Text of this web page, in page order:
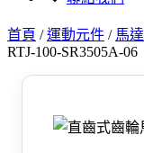
首頁 /運動元件 / 馬達
RTJ-100-SR3505A-06